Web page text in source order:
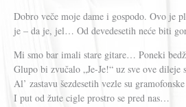
Dobro veče moje dame i gospodo. Ovo je
je – da je, jel… Od devedesetih neće biti
Mi smo bar imali stare gitare… Poneki
Glupo bi zvučalo „Je-Je!“ uz sve ove
Al’ zastavu šezdesetih vezle su
I put od žute cigle prostro se pred nas…